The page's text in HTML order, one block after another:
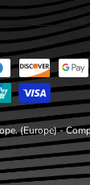
. (Europe) -